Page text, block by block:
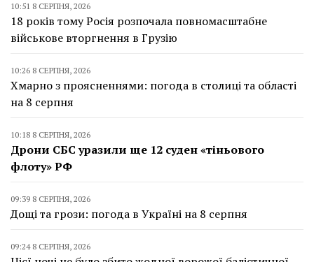
10:51 8 СЕРПНЯ, 2026
18 років тому Росія розпочала повномасштабне
військове вторгнення в Грузію
10:26 8 СЕРПНЯ, 2026
Хмарно з проясненнями: погода в столиці та області
на 8 серпня
10:18 8 СЕРПНЯ, 2026
Дрони СБС уразили ще 12 суден «тіньового
флоту» РФ
09:39 8 СЕРПНЯ, 2026
Дощі та грози: погода в Україні на 8 серпня
09:24 8 СЕРПНЯ, 2026